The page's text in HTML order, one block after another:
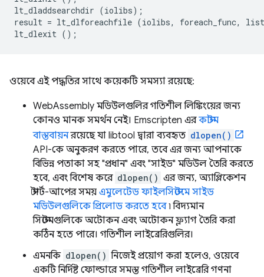
lt_dladdsearchdir (iolibs);
result = lt_dlforeachfile (iolibs, foreach_func,
list
lt_dlexit ();
ওয়েবে এই পদ্ধতির সাথে কয়েকটি সমস্যা রয়েছে:
WebAssembly মডিউলগুলির গতিশীল লিঙ্কিংয়ের জন্য
কোনও মানক সমর্থন নেই। Emscripten এরকাস্টম
বাস্তবায়নরয়েছে যা libtool দ্বারা ব্যবহৃত dlopen()
API-কে অনুকরণ করতে পারে, তবে এর জন্য আপনাকে
বিভিন্ন পতাকা সহ "প্রধান" এবং "সাইড" মডিউল তৈরি করতে
হবে, এবং বিশেষ করে dlopen() এর জন্য, অ্যাপ্লিকেশন
স্টার্ট-আপের সময় এমুলেটেড ফাইলসিস্টেমে সাইড
মডিউলগুলিকে প্রিলোড করতে হবে৷ বিদ্যমান
সিস্টেমগুলিকে অটোকন এবং অটোকন ফ্ল্যাগ তৈরি করা
কঠিন হতে পারে। গতিশীল লাইব্রেরিগুলির।
এমনকি dlopen() নিজেই প্রয়োগ করা হলেও, ওয়েবে
একটি নির্দিষ্ট ফোল্ডারে সমস্ত গতিশীল লাইব্রেরি গণনা